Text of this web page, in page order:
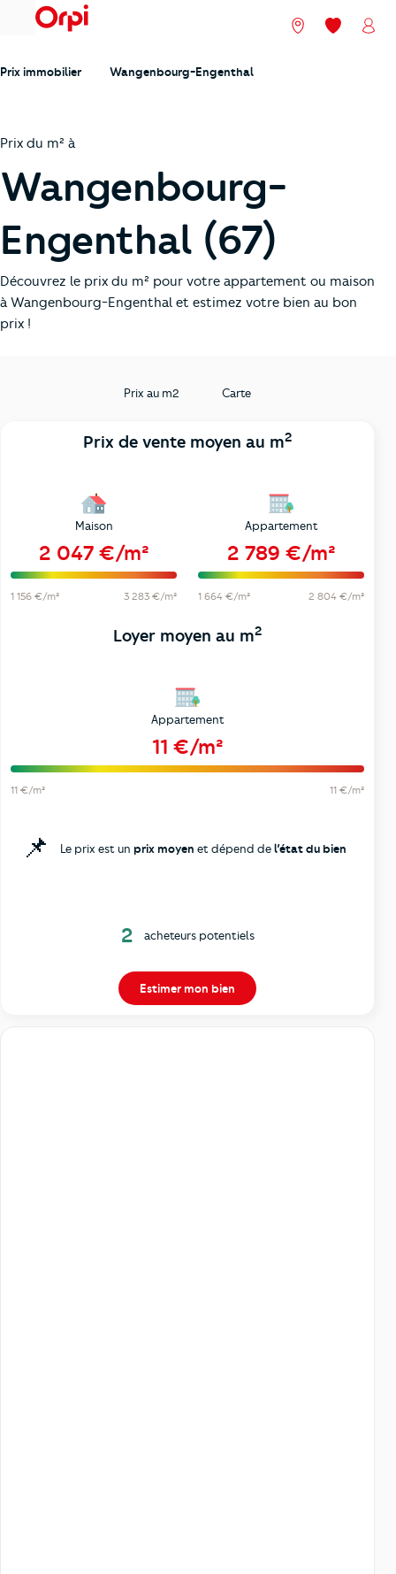
menu Nos agences
Mes
Prix immobilier Wangenbourg-Engenthal
Prix du m² à
Wangenbourg-
Engenthal (67)
Découvrez le prix du m² pour votre appartement ou maison
à Wangenbourg-Engenthal et estimez votre bien au bon
prix !
Prix au m2 Carte
Prix de vente moyen au m2
Maison
2 047 €/m²
1 156 €/m² 3 283 €/m²
Appartement
2 789 €/m²
1 664 €/m² 2 804 €/m²
Loyer moyen au m2
Appartement
11 €/m²
11 €/m² 11 €/m²
📌 Le prix est un prix moyen et dépend del’état du bien
2 acheteurs potentiels
Estimer mon bien